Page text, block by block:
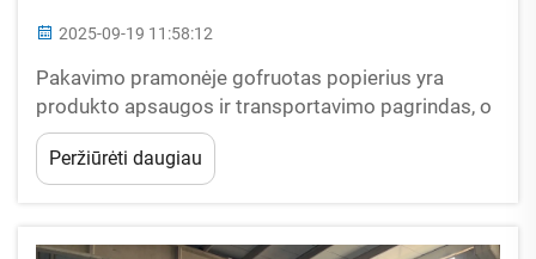
2025-09-19 11:58:12
Pakavimo pramonėje gofruotas popierius yra
produkto apsaugos ir transportavimo pagrindas, o
aukštos kokybės gofruoto popieriaus gamybos
linija tiesiogiai lemia jūsų verslo efektyvumą,
kokybę ir pelningumą. Tačiau...
Peržiūrėti daugiau